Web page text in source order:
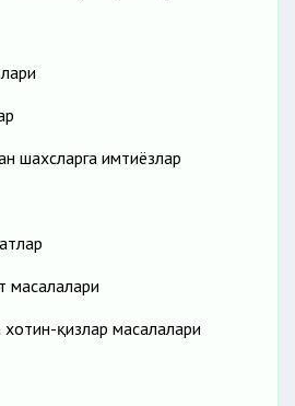
шахсларга имтиёзлар
масалалари
хотин-қизлар масалалари